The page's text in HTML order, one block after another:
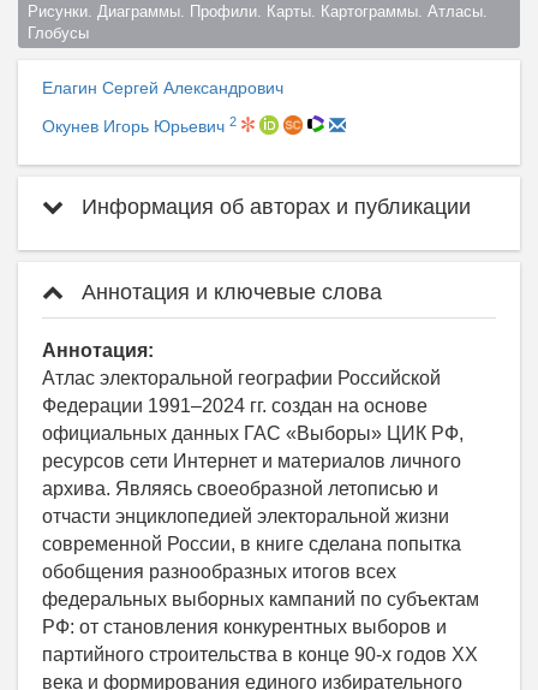
Рисунки. Диаграммы. Профили. Карты. Картограммы. Атласы.
Глобусы
Елагин Сергей Александрович
Окунев Игорь Юрьевич 2
Информация об авторах и публикации
Аннотация и ключевые слова
Аннотация:
Атлас электоральной географии Российской
Федерации 1991–2024 гг. создан на основе
официальных данных ГАС «Выборы» ЦИК РФ,
ресурсов сети Интернет и материалов личного
архива. Являясь своеобразной летописью и
отчасти энциклопедией электоральной жизни
современной России, в книге сделана попытка
обобщения разнообразных итогов всех
федеральных выборных кампаний по субъектам
РФ: от становления конкурентных выборов и
партийного строительства в конце 90-х годов XX
века и формирования единого избирательного